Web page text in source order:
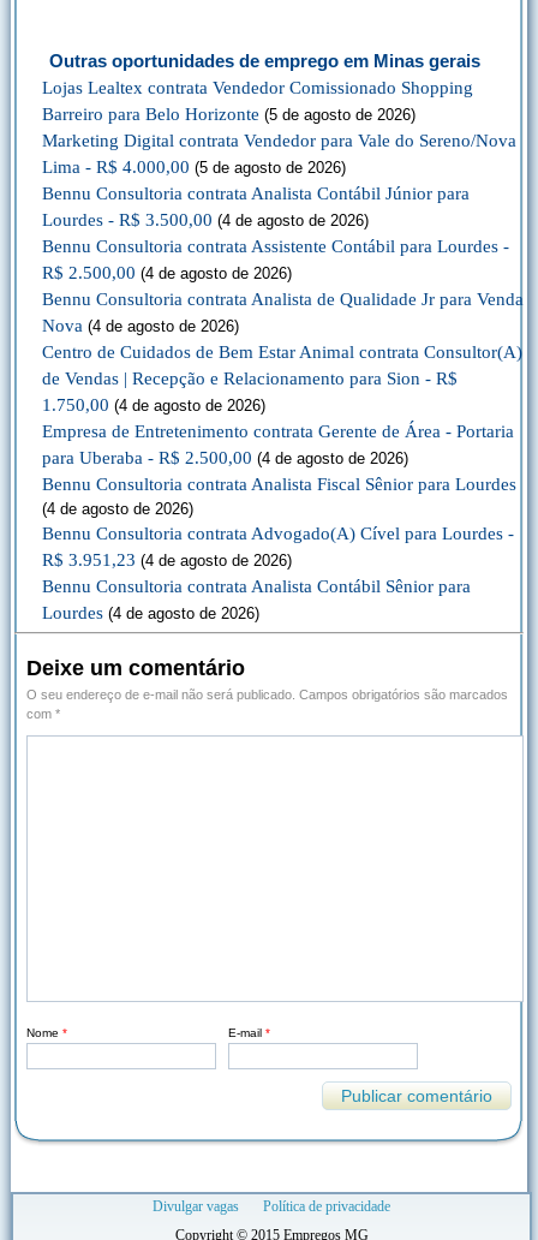
Outras oportunidades de emprego em Minas gerais
Lojas Lealtex contrata Vendedor Comissionado Shopping
Barreiro para Belo Horizonte (5 de agosto de 2026)
Marketing Digital contrata Vendedor para Vale do Sereno/Nova
Lima - R$ 4.000,00 (5 de agosto de 2026)
Bennu Consultoria contrata Analista Contábil Júnior para
Lourdes - R$ 3.500,00 (4 de agosto de 2026)
Bennu Consultoria contrata Assistente Contábil para Lourdes -
R$ 2.500,00 (4 de agosto de 2026)
Bennu Consultoria contrata Analista de Qualidade Jr para Venda
Nova (4 de agosto de 2026)
Centro de Cuidados de Bem Estar Animal contrata Consultor(A)
de Vendas | Recepção e Relacionamento para Sion - R$
1.750,00 (4 de agosto de 2026)
Empresa de Entretenimento contrata Gerente de Área - Portaria
para Uberaba - R$ 2.500,00 (4 de agosto de 2026)
Bennu Consultoria contrata Analista Fiscal Sênior para Lourdes
(4 de agosto de 2026)
Bennu Consultoria contrata Advogado(A) Cível para Lourdes -
R$ 3.951,23 (4 de agosto de 2026)
Bennu Consultoria contrata Analista Contábil Sênior para
Lourdes (4 de agosto de 2026)
Deixe um comentário
O seu endereço de e-mail não será publicado. Campos obrigatórios são marcados
com *
Nome * E-mail *
Divulgar vagas
Política de privacidade
Copyright © 2015 Empregos MG